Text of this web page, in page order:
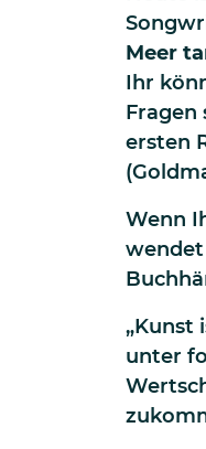
Meer
Ihr
Fragen
ersten
Wenn
„Kunst
unter